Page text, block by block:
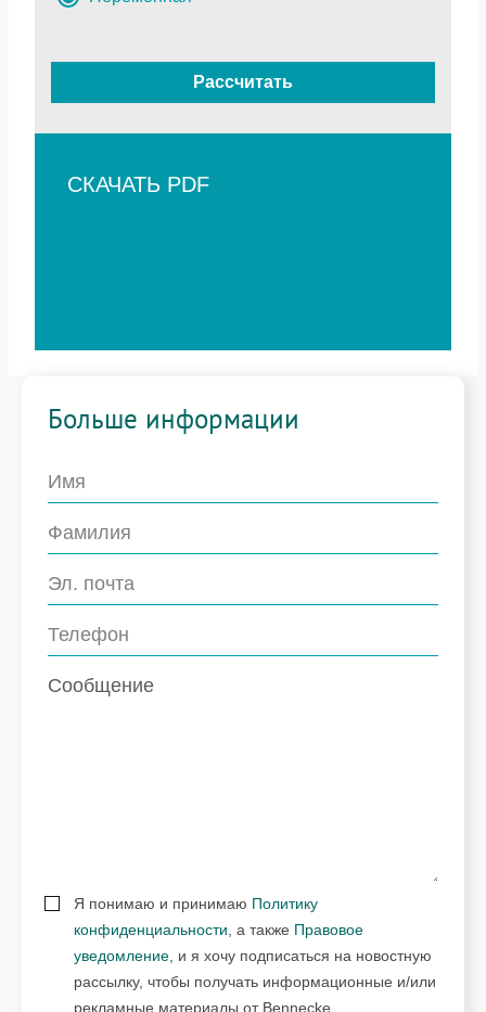
Рассчитать
СКАЧАТЬ PDF
Больше информации
Я понимаю и принимаю Политику
конфиденциальности , а также Правовое
уведомление , и я хочу подписаться на новостную
рассылку, чтобы получать информационные и/или
рекламные материалы от Bennecke.